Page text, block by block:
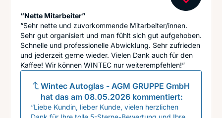
“Nette Mitarbeiter”
“Sehr nette und zuvorkommende Mitarbeiter/innen.
Sehr gut organisiert und man fühlt sich gut aufgehoben.
Schnelle und professionelle Abwicklung. Sehr zufrieden
und jederzeit gerne wieder. Vielen Dank auch für den
Kaffee! Wir können WINTEC nur weiterempfehlen!”
Wintec Autoglas - AGM GRUPPE GmbH
hat das am 08.05.2026 kommentiert:
“Liebe Kundin, lieber Kunde, vielen herzlichen